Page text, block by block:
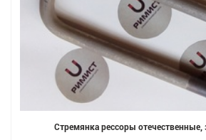
Стремянка рессоры отечественные,